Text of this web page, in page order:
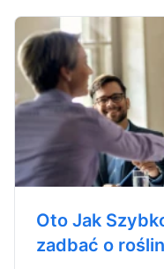
Oto Jak
zadbać o